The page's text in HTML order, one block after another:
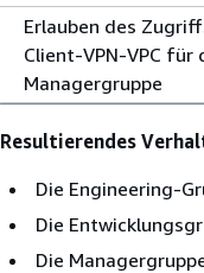
Erlauben des
Client-VPN-VPC für
Managergruppe
Resultierendes
Die Engineering-
Die
Die